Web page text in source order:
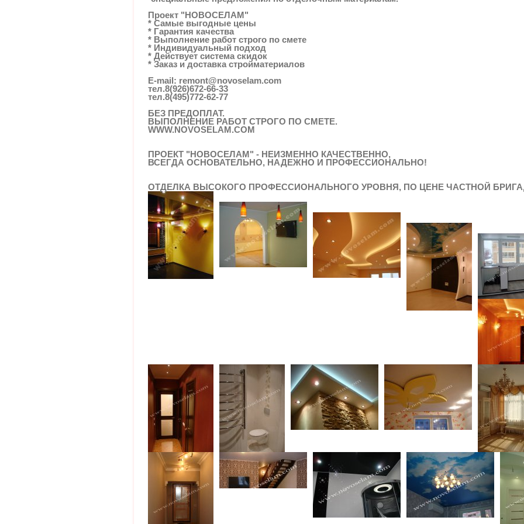
Проект "НОВОСЕЛАМ"
* Самые выгодные цены
* Гарантия качества
* Выполнение работ строго по смете
* Индивидуальный подход
* Действует система скидок
* Заказ и доставка стройматериалов
E-mail: remont@novoselam.com
тел.8(926)672-66-33
тел.8(495)772-62-77
БЕЗ ПРЕДОПЛАТ.
ВЫПОЛНЕНИЕ РАБОТ СТРОГО ПО СМЕТЕ.
WWW.NOVOSELAM.COM
ПРОЕКТ "НОВОСЕЛАМ" - НЕИЗМЕННО КАЧЕСТВЕННО,
ВСЕГДА ОСНОВАТЕЛЬНО, НАДЕЖНО И ПРОФЕССИОНАЛЬНО!
ОТДЕЛКА ВЫСОКОГО ПРОФЕССИОНАЛЬНОГО УРОВНЯ, ПО ЦЕНЕ ЧАСТНОЙ